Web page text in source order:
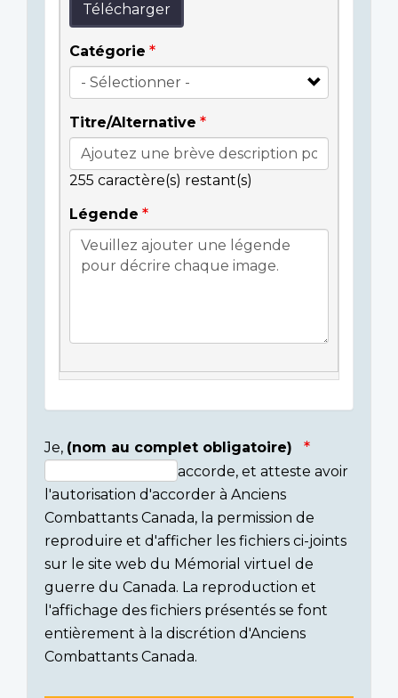
Télécharger
Catégorie
Titre/Alternative
255 caractère(s) restant(s)
Légende
Consent
section
Je, (nom au complet obligatoire)
accorde, et atteste avoir
l'autorisation d'accorder à Anciens
Combattants Canada, la permission de
reproduire et d'afficher les fichiers ci-joints
sur le site web du Mémorial virtuel de
guerre du Canada. La reproduction et
l'affichage des fichiers présentés se font
entièrement à la discrétion d'Anciens
Combattants Canada.